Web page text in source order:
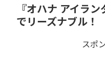
『オハナ アイラ
でリーズナブル！
スポ